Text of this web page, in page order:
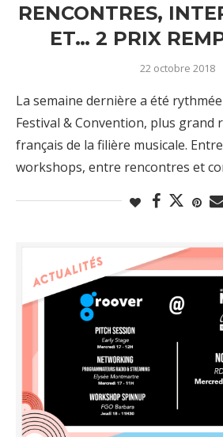
RENCONTRES,
ET… 2 PRIX
22 octobre 2018
La semaine dernière a été
Festival & Convention, plus grand
français de la filière musicale.
workshops, entre rencontres et